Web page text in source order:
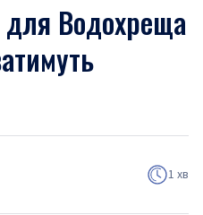
для Водохреща
1 хв